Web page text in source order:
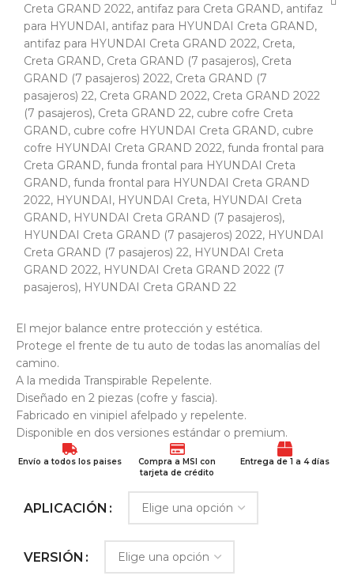
Creta GRAND 2022, antifaz para Creta GRAND, antifaz
para HYUNDAI , antifaz para HYUNDAI Creta GRAND,
antifaz para HYUNDAI Creta GRAND 2022, Creta,
Creta GRAND, Creta GRAND (7 pasajeros), Creta
GRAND (7 pasajeros) 2022, Creta GRAND (7
pasajeros) 22, Creta GRAND 2022, Creta GRAND 2022
(7 pasajeros), Creta GRAND 22, cubre cofre Creta
GRAND, cubre cofre HYUNDAI Creta GRAND, cubre
cofre HYUNDAI Creta GRAND 2022, funda frontal para
Creta GRAND, funda frontal para HYUNDAI Creta
GRAND, funda frontal para HYUNDAI Creta GRAND
2022, HYUNDAI , HYUNDAI Creta, HYUNDAI Creta
GRAND, HYUNDAI Creta GRAND (7 pasajeros),
HYUNDAI Creta GRAND (7 pasajeros) 2022, HYUNDAI
Creta GRAND (7 pasajeros) 22, HYUNDAI Creta
GRAND 2022, HYUNDAI Creta GRAND 2022 (7
pasajeros), HYUNDAI Creta GRAND 22
El mejor balance entre protección y estética.
Protege el frente de tu auto de todas las anomalías del
camino.
A la medida Transpirable Repelente.
Diseñado en 2 piezas (cofre y fascia).
Fabricado en vinipiel afelpado y repelente.
Disponible en dos versiones estándar o premium.
Envío a todos los paises
Compra a MSI con
tarjeta de crédito
Entrega de 1 a 4 días
APLICACIÓN
VERSIÓN